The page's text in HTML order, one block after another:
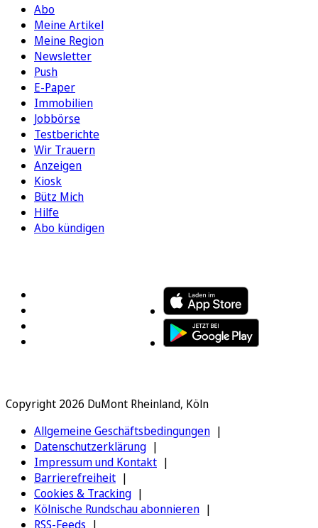
Abo
Meine Artikel
Meine Region
Newsletter
Push
E-Paper
Immobilien
Jobbörse
Testberichte
Wir Trauern
Anzeigen
Kiosk
Bütz Mich
Hilfe
Abo kündigen
Copyright 2026 DuMont Rheinland, Köln
Allgemeine Geschäftsbedingungen
Datenschutzerklärung
Impressum und Kontakt
Barrierefreiheit
Cookies & Tracking
Kölnische Rundschau abonnieren
RSS-Feeds